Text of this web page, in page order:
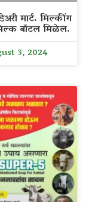
मार्ट. मिल्कींग
बॉटल मिळेल.
3, 2024